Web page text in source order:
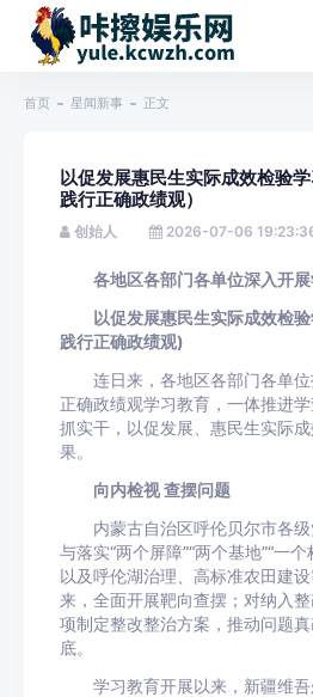
首页 星闻新事 正文
以促发展惠民生实际成效检验
践行正确政绩观）
创始人 2026-07-06
各地区各部门各单位深入开
以促发展惠民生实际成效检验
践行正确政绩观)
连日来，各地区各部门各单位
正确政绩观学习教育，一体推进
抓实干，以促发展、惠民生实际
果。
向内检视 查摆问题
内蒙古自治区呼伦贝尔市各级
与落实“两个屏障”“两个基地”“一
以及呼伦湖治理、高标准农田建
来，全面开展靶向查摆；对纳入
项制定整改整治方案，推动问题
底。
学习教育开展以来，新疆维吾